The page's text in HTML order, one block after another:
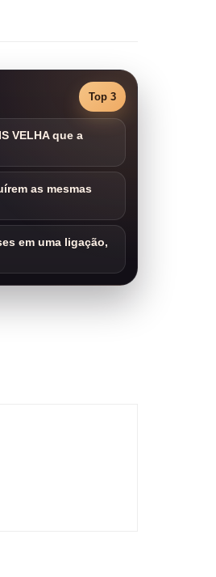
Top 3
VELHA que a
as mesmas
em uma ligação,